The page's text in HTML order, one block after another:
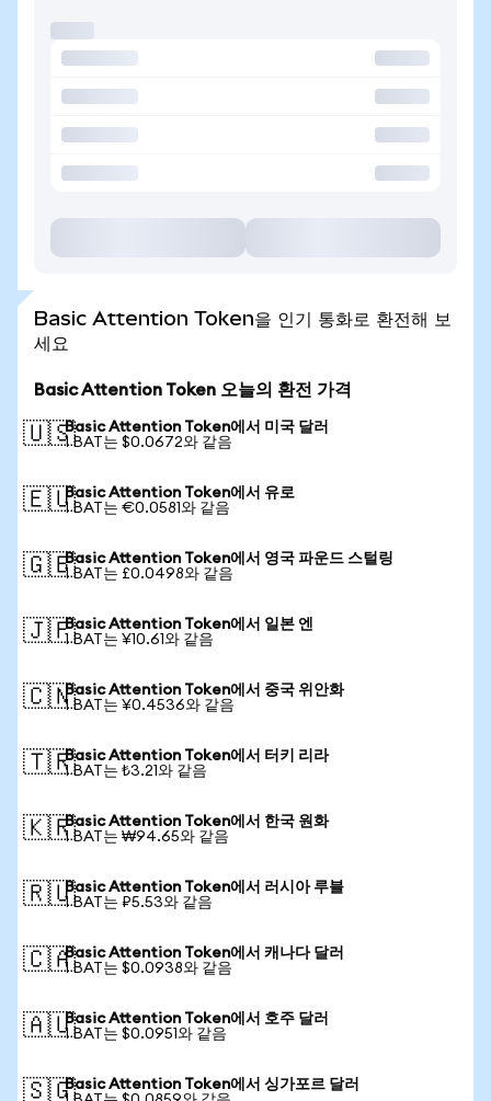
Basic Attention Token을 인기 통화로 환전해 보
세요
Basic Attention Token 오늘의 환전 가격
🇺🇸Basic Attention Token에서 미국 달러
1 BAT는 $0.0672와 같음
🇪🇺Basic Attention Token에서 유로
1 BAT는 €0.0581와 같음
🇬🇧Basic Attention Token에서 영국 파운드 스털링
1 BAT는 £0.0498와 같음
🇯🇵Basic Attention Token에서 일본 엔
1 BAT는 ¥10.61와 같음
🇨🇳Basic Attention Token에서 중국 위안화
1 BAT는 ¥0.4536와 같음
🇹🇷Basic Attention Token에서 터키 리라
1 BAT는 ₺3.21와 같음
🇰🇷Basic Attention Token에서 한국 원화
1 BAT는 ₩94.65와 같음
🇷🇺Basic Attention Token에서 러시아 루블
1 BAT는 ₽5.53와 같음
🇨🇦Basic Attention Token에서 캐나다 달러
1 BAT는 $0.0938와 같음
🇦🇺Basic Attention Token에서 호주 달러
1 BAT는 $0.0951와 같음
🇸🇬Basic Attention Token에서 싱가포르 달러